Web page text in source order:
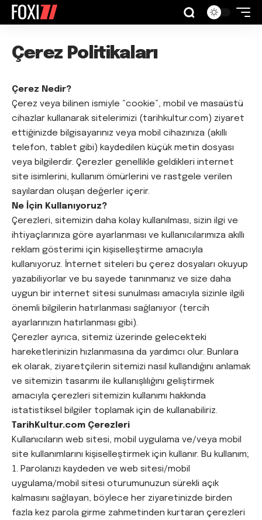
Çerez Politikaları
Çerez Nedir?
Çerez veya bilinen ismiyle “cookie”, mobil ve masaüstü
cihazlar kullanarak sitelerimizi (tarihkultur.com) ziyaret
ettiğinizde bilgisayarınız veya mobil cihazınıza (akıllı
telefon, tablet gibi) kaydedilen küçük metin dosyası
veya bilgilerdir. Çerezler genellikle geldikleri internet
site isimlerini, kullanım ömürlerini ve rastgele verilen
sayılardan oluşan değerler içerir.
Ne İçin Kullanıyoruz?
Çerezleri, sitemizin daha kolay kullanılması, sizin ilgi ve
ihtiyaçlarınıza göre ayarlanması ve kullanıcılarımıza akıllı
reklam gösterimi için kişiselleştirme amacıyla
kullanıyoruz. İnternet siteleri bu çerez dosyaları okuyup
yazabiliyorlar ve bu sayede tanınmanız ve size daha
uygun bir internet sitesi sunulması amacıyla sizinle ilgili
önemli bilgilerin hatırlanması sağlanıyor (tercih
ayarlarınızın hatırlanması gibi).
Çerezler ayrıca, sitemiz üzerinde gelecekteki
hareketlerinizin hızlanmasına da yardımcı olur. Bunlara
ek olarak, ziyaretçilerin sitemizi nasıl kullandığını anlamak
ve sitemizin tasarımı ile kullanışlılığını geliştirmek
amacıyla çerezleri sitemizin kullanımı hakkında
istatistiksel bilgiler toplamak için de kullanabiliriz.
TarihKultur.com Çerezleri
Kullanıcıların web sitesi, mobil uygulama ve/veya mobil
site kullanımlarını kişiselleştirmek için kullanır. Bu kullanım;
Parolanızı kaydeden ve web sitesi/mobil
uygulama/mobil sitesi oturumunuzun sürekli açık
kalmasını sağlayan, böylece her ziyaretinizde birden
fazla kez parola girme zahmetinden kurtaran çerezleri